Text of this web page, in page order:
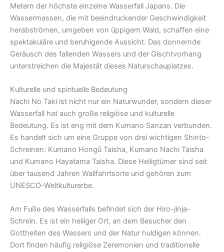
Metern der höchste einzelne Wasserfall Japans. Die
Wassermassen, die mit beeindruckender Geschwindigkeit
herabströmen, umgeben von üppigem Wald, schaffen eine
spektakuläre und beruhigende Aussicht. Das donnernde
Geräusch des fallenden Wassers und der Gischtvorhang
unterstreichen die Majestät dieses Naturschauplatzes.
Kulturelle und spirituelle Bedeutung
Nachi No Taki ist nicht nur ein Naturwunder, sondern dieser
Wasserfall hat auch große religiöse und kulturelle
Bedeutung. Es ist eng mit dem Kumano Sanzan verbunden.
Es handelt sich um eine Gruppe von drei wichtigen Shinto-
Schreinen: Kumano Hongū Taisha, Kumano Nachi Taisha
und Kumano Hayatama Taisha. Diese Heiligtümer sind seit
über tausend Jahren Wallfahrtsorte und gehören zum
UNESCO-Weltkulturerbe.
Am Fuße des Wasserfalls befindet sich der Hiro-jinja-
Schrein. Es ist ein heiliger Ort, an dem Besucher den
Gottheiten des Wassers und der Natur huldigen können.
Dort finden häufig religiöse Zeremonien und traditionelle